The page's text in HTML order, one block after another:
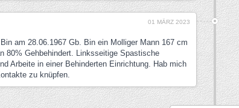
01 MÄRZ 2023
am 28.06.1967 Gb. Bin ein Molliger Mann 167 cm
80% Gehbehindert. Linksseitige Spastische
Arbeite in einer Behinderten Einrichtung. Hab mich
zu knüpfen.